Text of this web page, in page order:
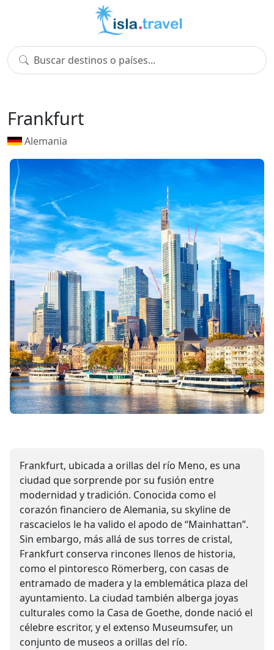
Frankfurt
Alemania
Frankfurt, ubicada a orillas del río Meno, es una
ciudad que sorprende por su fusión entre
modernidad y tradición. Conocida como el
corazón financiero de Alemania, su skyline de
rascacielos le ha valido el apodo de “Mainhattan”.
Sin embargo, más allá de sus torres de cristal,
Frankfurt conserva rincones llenos de historia,
como el pintoresco Römerberg, con casas de
entramado de madera y la emblemática plaza del
ayuntamiento. La ciudad también alberga joyas
culturales como la Casa de Goethe, donde nació el
célebre escritor, y el extenso Museumsufer, un
conjunto de museos a orillas del río.